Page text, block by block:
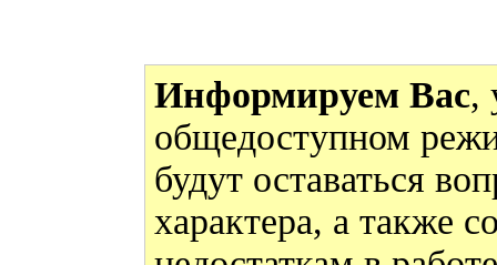
Информируем Вас,
общедоступном
будут оставаться
характера, а также